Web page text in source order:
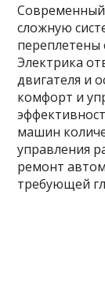
Современный
сложную
Электрика
двигателя и
комфорт и
машин
управления
ремонт
требующей